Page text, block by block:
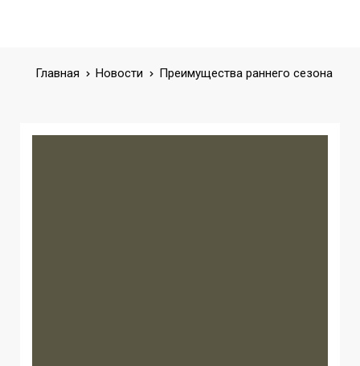
Главная Новости Преимущества раннего сезона